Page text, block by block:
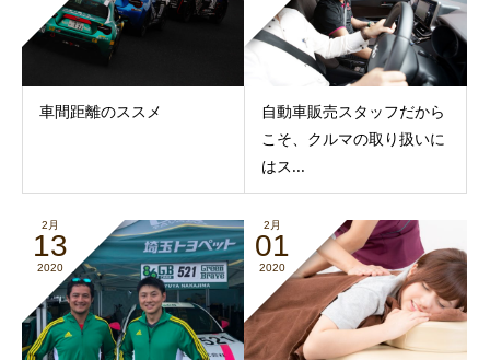
車間距離のススメ
自動車販売スタッフだから
こそ、クルマの取り扱いに
はス...
2月
13
2020
2月
01
2020